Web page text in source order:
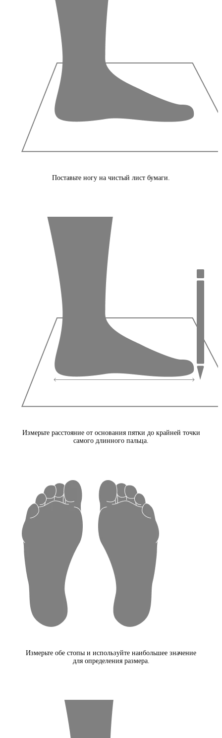
Поставьте ногу на чистый лист бумаги.
Измерьте расстояние от основания пятки до крайней точки
самого длинного пальца.
Измерьте обе стопы и используйте наибольшее значение
для определения размера.